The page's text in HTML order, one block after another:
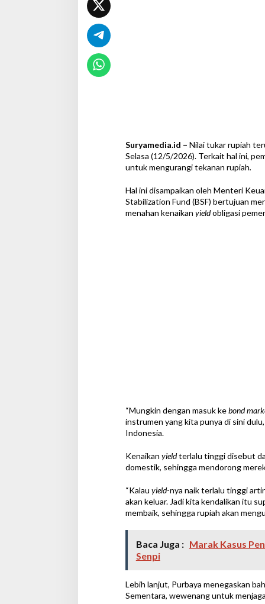
Suryamedia.id – Nilai tukar rupiah
Selasa (12/5/2026). Terkait hal ini,
untuk mengurangi tekanan rupiah.
Hal ini disampaikan oleh Menteri
Stabilization Fund (BSF) bertujuan
menahan kenaikan yieldobligasi
“Mungkin dengan masuk kebond
instrumen yang kita punya di sini
Indonesia.
Kenaikan yieldterlalu tinggi disebut
domestik, sehingga mendorong
“Kalau yield-nya naik terlalu tinggi
akan keluar. Jadi kita kendalikan itu
membaik, sehingga rupiah akan
Baca Juga : Marak Kasus
Senpi
Lebih lanjut, Purbaya menegaskan
Sementara, wewenang untuk